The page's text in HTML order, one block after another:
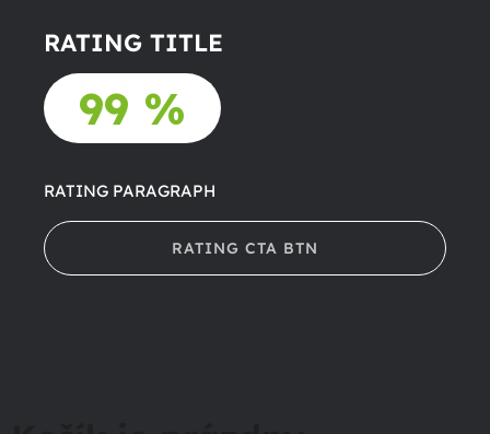
RATING TITLE
99 %
RATING PARAGRAPH
RATING CTA BTN